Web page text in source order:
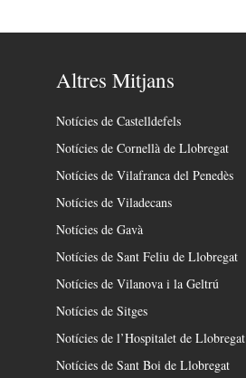
Altres Mitjans
Notícies de Castelldefels
Notícies de Cornellà de Llobregat
Notícies de Vilafranca del Penedès
Notícies de Viladecans
Notícies de Gavà
Notícies de Sant Feliu de Llobregat
Notícies de Vilanova i la Geltrú
Notícies de Sitges
Notícies de l’Hospitalet de Llobregat
Notícies de Sant Boi de Llobregat